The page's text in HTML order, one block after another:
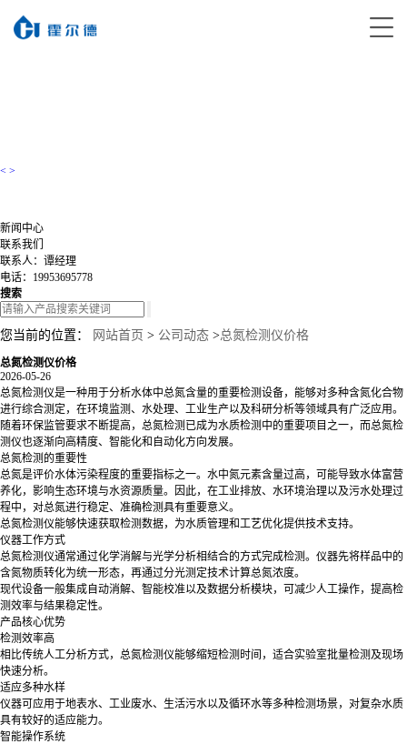
< >
新闻中心
联系我们
联系人：谭经理
电话：19953695778
搜索
您当前的位置： 网站首页 > 公司动态 >总氮检测仪价格
总氮检测仪价格
2026-05-26
总氮检测仪是一种用于分析水体中总氮含量的重要检测设备，能够对多种含氮化合物
进行综合测定，在环境监测、水处理、工业生产以及科研分析等领域具有广泛应用。
随着环保监管要求不断提高，总氮检测已成为水质检测中的重要项目之一，而总氮检
测仪也逐渐向高精度、智能化和自动化方向发展。
总氮检测的重要性
总氮是评价水体污染程度的重要指标之一。水中氮元素含量过高，可能导致水体富营
养化，影响生态环境与水资源质量。因此，在工业排放、水环境治理以及污水处理过
程中，对总氮进行稳定、准确检测具有重要意义。
总氮检测仪能够快速获取检测数据，为水质管理和工艺优化提供技术支持。
仪器工作方式
总氮检测仪通常通过化学消解与光学分析相结合的方式完成检测。仪器先将样品中的
含氮物质转化为统一形态，再通过分光测定技术计算总氮浓度。
现代设备一般集成自动消解、智能校准以及数据分析模块，可减少人工操作，提高检
测效率与结果稳定性。
产品核心优势
检测效率高
相比传统人工分析方式，总氮检测仪能够缩短检测时间，适合实验室批量检测及现场
快速分析。
适应多种水样
仪器可应用于地表水、工业废水、生活污水以及循环水等多种检测场景，对复杂水质
具有较好的适应能力。
智能操作系统